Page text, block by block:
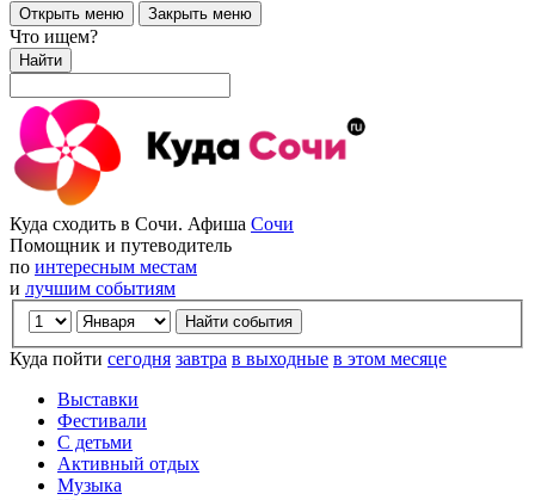
Открыть меню Закрыть меню
Что ищем?
Найти
Куда сходить в Сочи. Афиша Сочи
Помощник и путеводитель
по интересным местам
и лучшим событиям
Куда пойти сегодня завтра в выходные в этом месяце
Выставки
Фестивали
С детьми
Активный отдых
Музыка